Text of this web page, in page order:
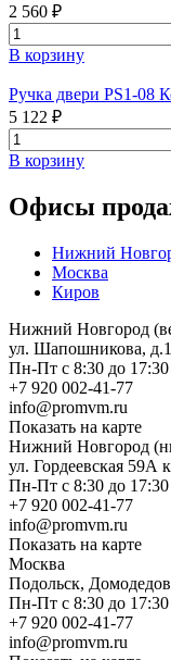
2 560 ₽
В корзину
Ручка двери PS1-08
5 122 ₽
В корзину
Офисы
Нижний
Москва
Киров
Нижний Новгород
ул. Шапошникова,
Пн-Пт с 8:30 до 17:30
+7 920 002-41-77
info@promvm.ru
Показать на карте
Нижний Новгород
ул. Гордеевская 59А
Пн-Пт с 8:30 до 17:30
+7 920 002-41-77
info@promvm.ru
Показать на карте
Москва
Подольск,
Пн-Пт с 8:30 до 17:30
+7 920 002-41-77
info@promvm.ru